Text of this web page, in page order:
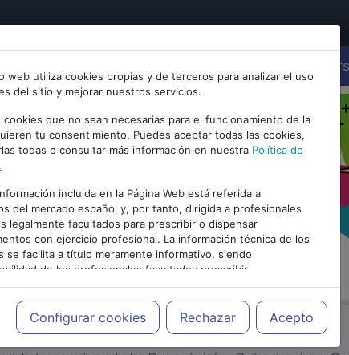
web utiliza cookies propias y de terceros para analizar el uso
del sitio y mejorar nuestros servicios.
cookies que no sean necesarias para el funcionamiento de la
tu consentimiento. Puedes aceptar todas las cookies,
todas o consultar más información en nuestra Política de
incluida en la Página Web está referida a
del mercado español y, por tanto, dirigida a profesionales
legalmente facultados para prescribir o dispensar
con ejercicio profesional. La información técnica de los
se facilita a título meramente informativo, siendo
de los profesionales facultados prescribir
y decidir, en cada caso concreto, el tratamiento más
a las necesidades del paciente.
Configurar cookies Rechazar Acepto
PUBLICIDAD